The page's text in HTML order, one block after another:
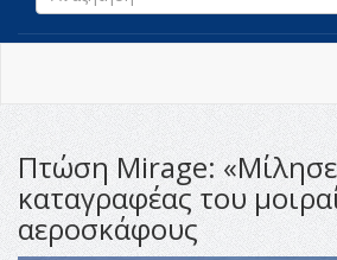
Πτώση Mirage:
καταγραφέας του
αεροσκάφους